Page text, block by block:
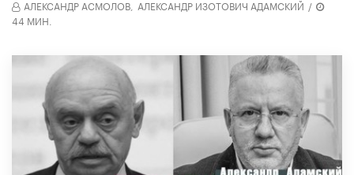
АЛЕКСАНДР АСМОЛОВ, АЛЕКСАНДР ИЗОТОВИЧ АДАМСКИЙ /
44 МИН.